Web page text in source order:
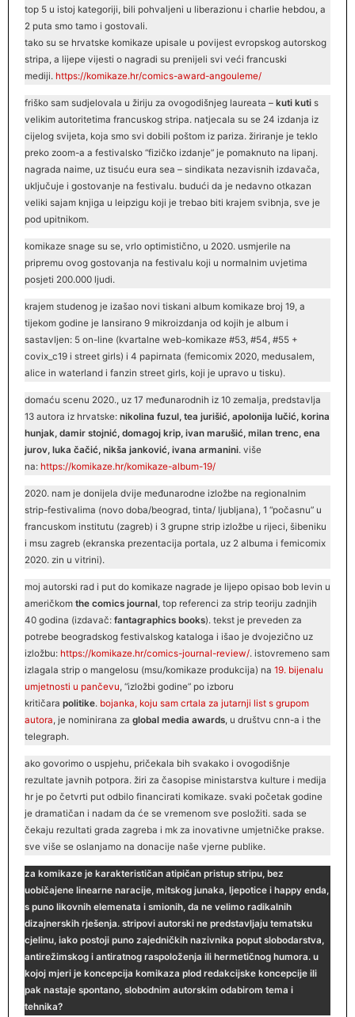
top 5 u istoj kategoriji, bili pohvaljeni u liberazionu i charlie hebdou, a
2 puta smo tamo i gostovali.
tako su se hrvatske komikaze upisale u povijest evropskog autorskog
stripa, a lijepe vijesti o nagradi su prenijeli svi veći francuski
mediji. https://komikaze.hr/comics-award-angouleme/
friško sam sudjelovala u žiriju za ovogodišnjeg laureata – kuti kutis
velikim autoritetima francuskog stripa. natjecala su se 24 izdanja iz
cijelog svijeta, koja smo svi dobili poštom iz pariza. žiriranje je teklo
preko zoom-a a festivalsko “fizičko izdanje” je pomaknuto na lipanj.
nagrada naime, uz tisuću eura sea – sindikata nezavisnih izdavača,
uključuje i gostovanje na festivalu. budući da je nedavno otkazan
veliki sajam knjiga u leipzigu koji je trebao biti krajem svibnja, sve je
pod upitnikom.
komikaze snage su se, vrlo optimistično, u 2020. usmjerile na
pripremu ovog gostovanja na festivalu koji u normalnim uvjetima
posjeti 200.000 ljudi.
krajem studenog je izašao novi tiskani album komikaze broj 19, a
tijekom godine je lansirano 9 mikroizdanja od kojih je album i
sastavljen: 5 on-line (kvartalne web-komikaze #53, #54, #55 +
covix_c19 i street girls) i 4 papirnata (femicomix 2020, medusalem,
alice in waterland i fanzin street girls, koji je upravo u tisku).
domaću scenu 2020., uz 17 međunarodnih iz 10 zemalja, predstavlja
13 autora iz hrvatske: nikolina fuzul, tea jurišić, apolonija lučić, korina
hunjak, damir stojnić, domagoj krip, ivan marušić, milan trenc, ena
jurov, luka čačić, nikša janković, ivana armanini. više
na: https://komikaze.hr/komikaze-album-19/
2020. nam je donijela dvije međunarodne izložbe na regionalnim
strip-festivalima (novo doba/beograd, tinta/ ljubljana), 1 “počasnu” u
francuskom institutu (zagreb) i 3 grupne strip izložbe u rijeci, šibeniku
i msu zagreb (ekranska prezentacija portala, uz 2 albuma i femicomix
2020. zin u vitrini).
moj autorski rad i put do komikaze nagrade je lijepo opisao bob levin u
američkom the comics journal, top referenci za strip teoriju zadnjih
40 godina (izdavač: fantagraphics books). tekst je preveden za
potrebe beogradskog festivalskog kataloga i išao je dvojezično uz
izložbu: https://komikaze.hr/comics-journal-review/. istovremeno sam
izlagala strip o mangelosu (msu/komikaze produkcija) na 19. bijenalu
umjetnosti u pančevu, “izložbi godine” po izboru
kritičara politike. bojanka, koju sam crtala za jutarnji list s grupom
autora, je nominirana za global media awards, u društvu cnn-a i the
telegraph.
ako govorimo o uspjehu, pričekala bih svakako i ovogodišnje
rezultate javnih potpora. žiri za časopise ministarstva kulture i medija
hr je po četvrti put odbilo financirati komikaze. svaki početak godine
je dramatičan i nadam da će se vremenom sve posložiti. sada se
čekaju rezultati grada zagreba i mk za inovativne umjetničke prakse.
sve više se oslanjamo na donacije naše vjerne publike.
za komikaze je karakterističan atipičan pristup stripu, bez
uobičajene linearne naracije, mitskog junaka, ljepotice i happy enda,
s puno likovnih elemenata i smionih, da ne velimo radikalnih
dizajnerskih rješenja. stripovi autorski ne predstavljaju tematsku
cjelinu, iako postoji puno zajedničkih nazivnika poput slobodarstva,
antirežimskog i antiratnog raspoloženja ili hermetičnog humora. u
kojoj mjeri je koncepcija komikaza plod redakcijske koncepcije ili
pak nastaje spontano, slobodnim autorskim odabirom tema i
tehnika?